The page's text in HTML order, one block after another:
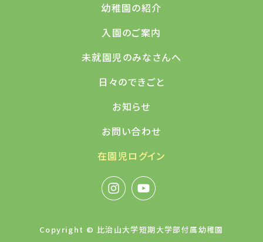
幼稚園の紹介
入園のご案内
未就園児のみなさんへ
日々のできごと
お知らせ
お問い合わせ
在園児ログイン
Copyright © 比治山大学短期大学部付属幼稚園